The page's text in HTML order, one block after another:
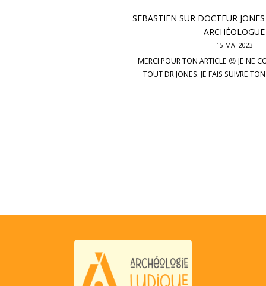
SEBASTIEN SUR DOCTEUR
ARCHÉOLOGUE
15 MAI 2023
MERCI POUR TON ARTICLE 😉 JE NE
TOUT DR JONES. JE FAIS SUIVRE